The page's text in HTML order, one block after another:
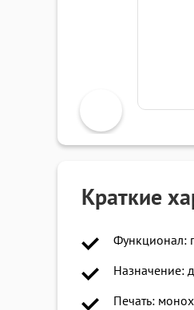
Краткие
Функционал:
Назначение:
Печать: